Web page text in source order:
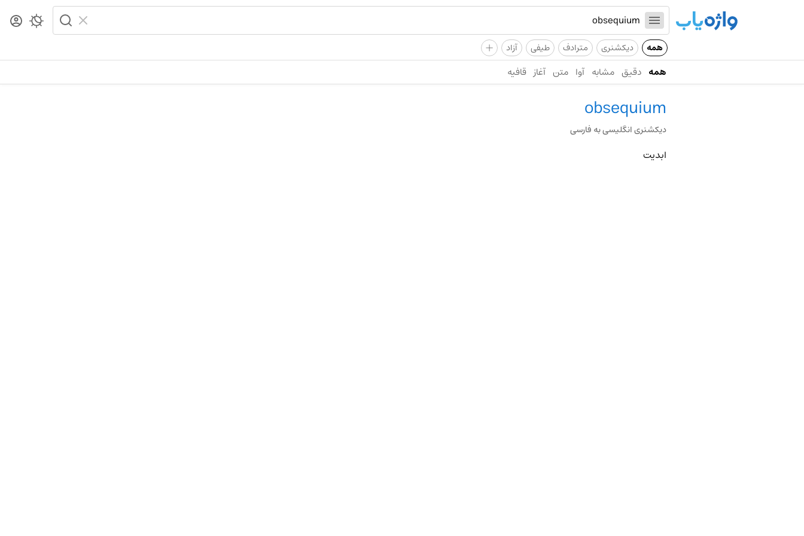
همه دیکشنری مترادف طیفی آزاد +
همه دقیق مشابه آوا متن آغاز قافیه
obsequium
دیکشنری انگلیسی به فارسی
ابدیت